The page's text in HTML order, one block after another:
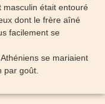
masculin était entouré
dont le frère aîné
facilement se
se mariaient
par goût.